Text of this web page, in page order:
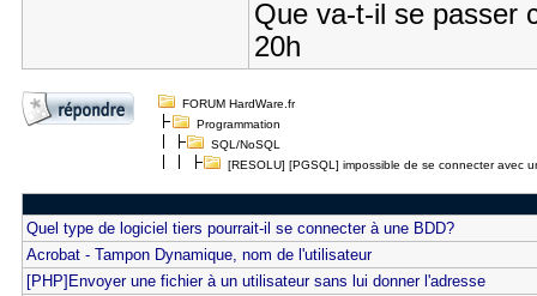
Que va-t-il se passer
20h
FORUM HardWare.fr
Programmation
SQL/NoSQL
[RESOLU] [PGSQL] impossible de se connecter avec
Quel type de logiciel tiers pourrait-il se connecter à une BDD?
Acrobat - Tampon Dynamique, nom de l'utilisateur
[PHP]Envoyer une fichier à un utilisateur sans lui donner l'adresse